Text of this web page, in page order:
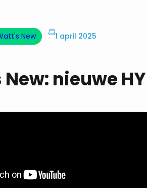
New 1 april 2025
New: nieuwe